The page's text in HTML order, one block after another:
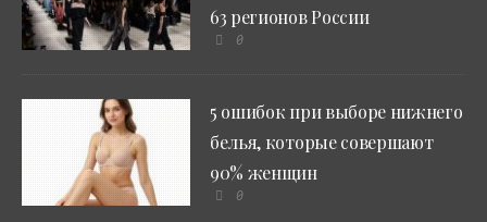
63 регионов России
0
5 ошибок при выборе нижнего
белья, которые совершают
90% женщин
0